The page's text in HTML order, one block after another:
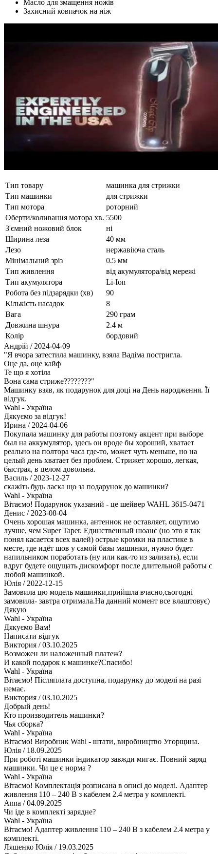
Масло для змащення ножів
Захисний ковпачок на ніж
Тип товару
машинка для стрижки
Тип машинки
для стрижки
Тип мотора
роторний
Оберти/коливання мотора хв. 5500
З'ємний ножовий блок
ні
Ширина леза
40 мм
Лезо
нержавіюча сталь
Мінімальний зріз
0.5 мм
Тип живлення
від акумулятора/від мережі
Тип акумулятора
Li-Ion
Робота без підзарядки (хв)
90
Кількість насадок
8
Вага
290 грам
Довжина шнура
2.4 м
Колір
бордовий
Андрій / 2024-04-09
"Я вчора затестила машинку, взяла Вадіма постригла.
Оце да, оце кайф
Те що я хотіла
Вона сама стриже????????"
Машинку взяв, як подарунок для доці на День народження. Її
відгук.
Wahl - Україна
Дякуємо за відгук!
Ирина / 2024-04-06
Покупала машинку для работы поэтому акцент при выборе
был на аккумулятор, здесь он вроде бы хороший, хватает
реально на полтора часа где-то, может чуть меньше, но на
целый день хватает без проблем. Стрижет хорошо, легкая,
быстрая, в целом довольна.
Василь / 2023-12-27
скажіть будь ласка що за подарунок до машинки?
Wahl - Україна
Вітаємо! Подарунок указаний - це шейвер WAHL 3615-0471
Денис / 2023-08-04
Очень хорошая машинка, антеннок не оставляет, ощутимо
лучше, чем Super Taper. Единственный нюанс (но это я так
понял касается всех валей) острые кромки на пластике в
месте, где идёт шов у самой базы машинки, нужно будет
напильником поработать (ну или как-то из зализать), если
вдруг будете ощущать дискомфорт после длительной работы с
любой машинкой.
Юлія / 2022-12-15
Замовила цю модель машинки,прийшла вчасно,сьогодні
замовила- завтра отримала.На данний момент все влаштовує)
Дякую
Wahl - Україна
Дякуємо Вам!
Написати відгук
Виктория / 03.10.2025
Возможен ли наложенный платеж?
И какой подарок к машинке?Спасибо!
Wahl - Україна
Вітаємо! Післяплата доступна, подарунку до моделі на разі
немає.
Виктория / 03.10.2025
Добрый день!
Кто производитель машинки?
Чья сборка?
Wahl - Україна
Вітаємо! Виробник Wahl - штати, виробництво Угорщина.
Юлія / 18.09.2025
При роботі машинки індикатор завжди мигає. Повний заряд
машинки. Чи це є норма ?
Wahl - Україна
Вітаємо! Комплектація розписана в описі до моделі. Адаптер
живлення 110 – 240 В з кабелем 2.4 метра у комплекті.
Anna / 04.09.2025
Чи іде в комплекті зарядне?
Wahl - Україна
Вітаємо! Адаптер живлення 110 – 240 В з кабелем 2.4 метра у
комплекті.
Ляшенко Юлія / 19.03.2025